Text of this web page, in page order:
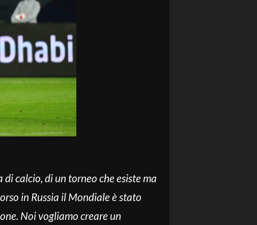
calcio, di un torneo che esiste ma
in Russia il Mondiale è stato
Noi vogliamo creare un